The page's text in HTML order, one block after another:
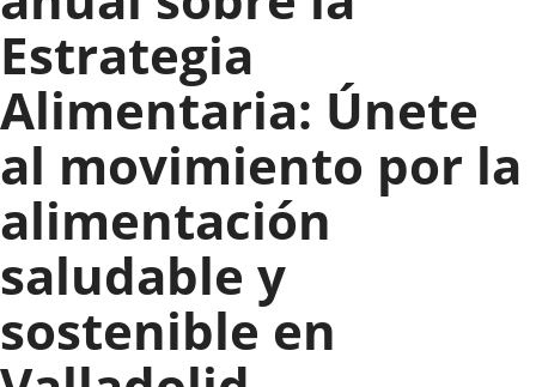
Estrategia
Alimentaria: Únete
al movimiento por la
alimentación
saludable y
sostenible en